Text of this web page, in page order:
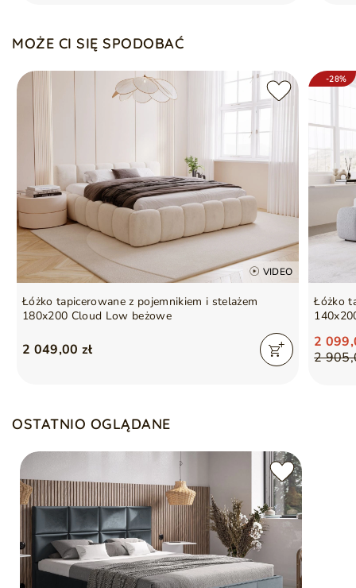
Symbol5905242003466
MOŻE CI SIĘ SPODOBAĆ
VIDEO
Łóżko tapicerowane z pojemnikiem i stelażem
180x200 Cloud Low beżowe
2 049,00 zł
-28%
Łóżko
2
2
OSTATNIO OGLĄDANE